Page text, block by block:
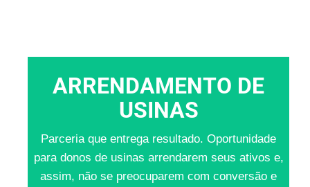
ARRENDAMENTO DE
USINAS
Parceria que entrega resultado. Oportunidade
para donos de usinas arrendarem seus ativos e,
assim, não se preocuparem com conversão e